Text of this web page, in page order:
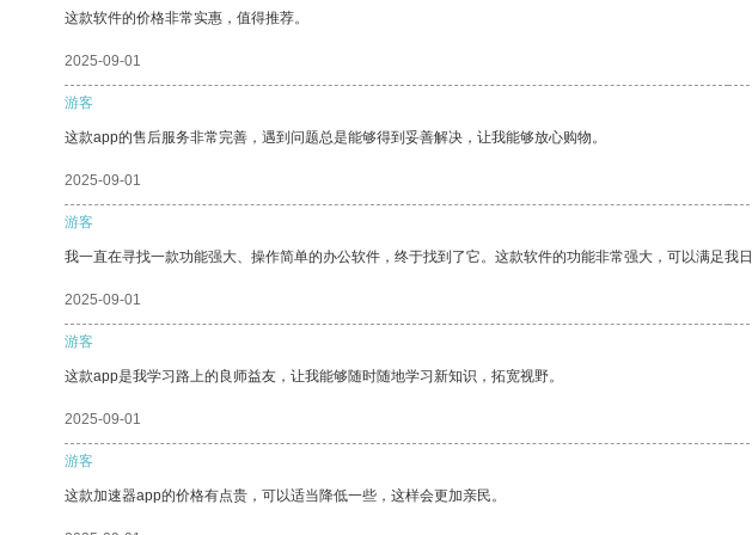
这款软件的价格非常实惠，值得推荐。
2025-09-01
游客
这款app的售后服务非常完善，遇到问题总是能够得到妥善解决，让我能够放心购物。
2025-09-01
游客
我一直在寻找一款功能强大、操作简单的办公软件，终于找到了它。这款软件的功能非常强大，可以满足我
2025-09-01
游客
这款app是我学习路上的良师益友，让我能够随时随地学习新知识，拓宽视野。
2025-09-01
游客
这款加速器app的价格有点贵，可以适当降低一些，这样会更加亲民。